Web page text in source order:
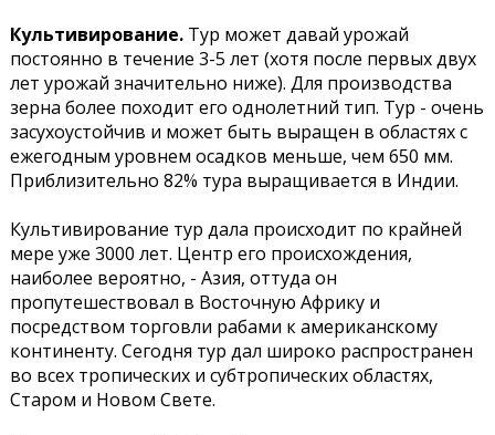
Культивирование.Тур может давай урожай
постоянно в течение 3-5 лет (хотя после первых двух
лет урожай значительно ниже). Для производства
зерна более походит его однолетний тип. Тур - очень
засухоустойчив и может быть выращен в областях с
ежегодным уровнем осадков меньше, чем 650 мм.
Приблизительно 82% тура выращивается в Индии.
Культивирование тур дала происходит по крайней
мере уже 3000 лет. Центр его происхождения,
наиболее вероятно, - Азия, оттуда он
пропутешествовал в Восточную Африку и
посредством торговли рабами к американскому
континенту. Сегодня тур дал широко распространен
во всех тропических и субтропических областях,
Старом и Новом Свете.